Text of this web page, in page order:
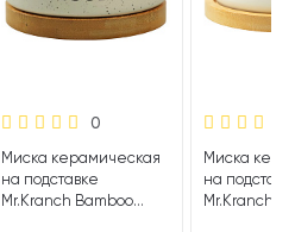
0
Миска керамическая
на подставке
Mr.Kranch Bamboo
Миска
на
Mr.Kranch